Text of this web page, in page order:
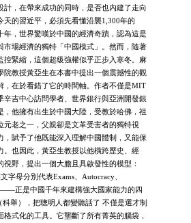
計，在帶來成功的同時，是否也內建了走向
天的習近平，必須先看懂沿襲1,300年的
年，世界驚嘆於中國的經濟奇蹟，認為這是
市場經濟的獨特「中國模式」。然而，隨著
控緊縮，這個超級強權似乎正步入寒冬。麻
院教授黃亞生在本書中提出一個震撼性的觀
，在於看錯了它的時間軸。作者不僅是MIT
辛吉中心訪問學者、世界銀行與亞洲開發銀
，他擁有出生於中國大陸，受教於哈佛，祖
元老之一，父親卻是文革受害者的獨特視
，賦予了他既能深入理解中國體制，又能保
。也因此，黃亞生教授以他橫跨歷史、經
視野，提出一個大膽且具啟發性的模型：
字母分別代表Exams、Autocracy、
正是中國千年來建構強大國家能力的四
科舉），把聰明人都變聽話了 不僅是選才制
格式化的工具。它壟斷了所有菁英的腦袋，